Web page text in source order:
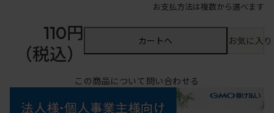
お支払方法は複数から選べます
110円
（税込）
カートへ お気に入
この商品について問い合わせる